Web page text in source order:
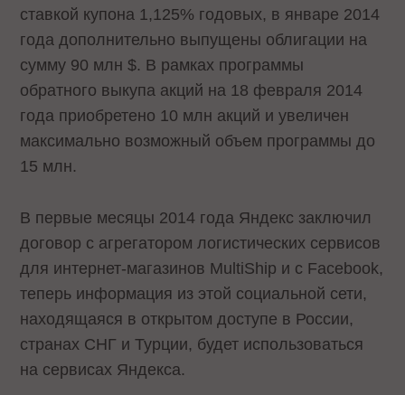
ставкой купона 1,125% годовых, в январе 2014
года дополнительно выпущены облигации на
сумму 90 млн $. В рамках программы
обратного выкупа акций на 18 февраля 2014
года приобретено 10 млн акций и увеличен
максимально возможный объем программы до
15 млн.
В первые месяцы 2014 года Яндекс заключил
договор с агрегатором логистических сервисов
для интернет-магазинов MultiShip и с Facebook,
теперь информация из этой социальной сети,
находящаяся в открытом доступе в России,
странах СНГ и Турции, будет использоваться
на сервисах Яндекса.